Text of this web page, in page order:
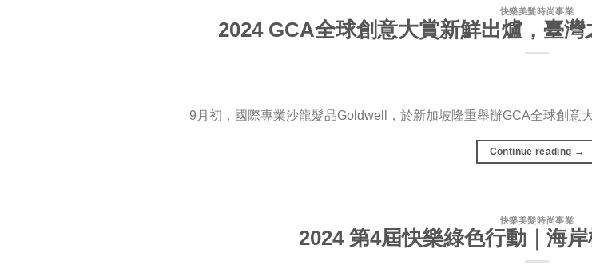
快樂美髮時尚事業
2024 GCA全球創意大賞新鮮出爐，臺灣
9月初，國際專業沙龍髮品Goldwell，於新加坡隆重舉辦GCA全球創意
Continue reading →
快樂美髮時尚事業
2024 第4屆快樂綠色行動｜海